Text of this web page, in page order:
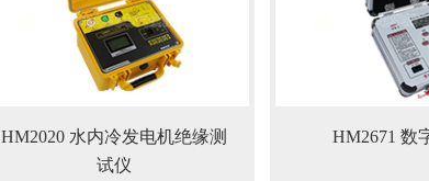
HM2020 水内冷发电机绝缘测
试仪
HM2671 数